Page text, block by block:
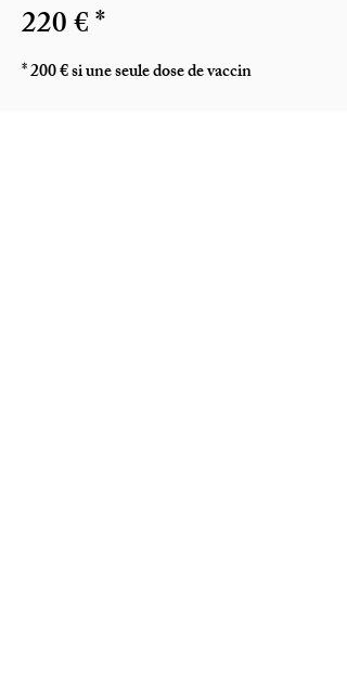
220 € *
* 200€ si une seule dose de vaccin